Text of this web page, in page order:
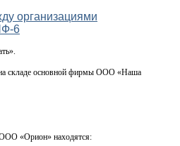
складе основной фирмы ООО «Наша
ООО «Орион» находятся: